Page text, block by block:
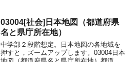
03004[社会]日本地図（都道府県
名と県庁所在地）
中学部２段階想定。日本地図の各地域を
押すと，ズームアップします。03004日本